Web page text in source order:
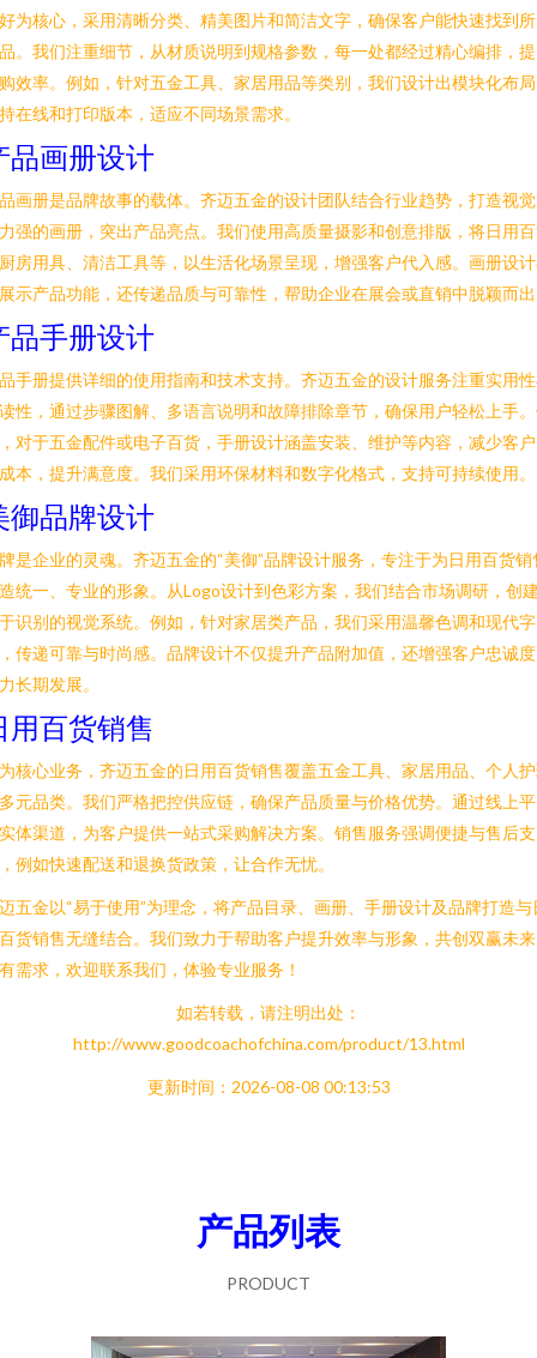
为核心，采用清晰分类、精美图片和简洁文字，确保客户能快速找到
。我们注重细节，从材质说明到规格参数，每一处都经过精心编排，
效率。例如，针对五金工具、家居用品等类别，我们设计出模块化布
在线和打印版本，适应不同场景需求。
品画册设计
画册是品牌故事的载体。齐迈五金的设计团队结合行业趋势，打造视
强的画册，突出产品亮点。我们使用高质量摄影和创意排版，将日用
房用具、清洁工具等，以生活化场景呈现，增强客户代入感。画册设
示产品功能，还传递品质与可靠性，帮助企业在展会或直销中脱颖而
品手册设计
手册提供详细的使用指南和技术支持。齐迈五金的设计服务注重实用
性，通过步骤图解、多语言说明和故障排除章节，确保用户轻松上手
对于五金配件或电子百货，手册设计涵盖安装、维护等内容，减少客
本，提升满意度。我们采用环保材料和数字化格式，支持可持续使用。
御品牌设计
是企业的灵魂。齐迈五金的“美御”品牌设计服务，专注于为日用百货销
统一、专业的形象。从Logo设计到色彩方案，我们结合市场调研，创
识别的视觉系统。例如，针对家居类产品，我们采用温馨色调和现代字
传递可靠与时尚感。品牌设计不仅提升产品附加值，还增强客户忠诚
长期发展。
用百货销售
核心业务，齐迈五金的日用百货销售覆盖五金工具、家居用品、个人
元品类。我们严格把控供应链，确保产品质量与价格优势。通过线上
体渠道，为客户提供一站式采购解决方案。销售服务强调便捷与售后支
例如快速配送和退换货政策，让合作无忧。
五金以“易于使用”为理念，将产品目录、画册、手册设计及品牌打造与
货销售无缝结合。我们致力于帮助客户提升效率与形象，共创双赢未
需求，欢迎联系我们，体验专业服务！
如若转载，请注明出处：
http://www.goodcoachofchina.com/product/13.html
更新时间：2026-08-08 00:13:53
产品列表
PRODUCT